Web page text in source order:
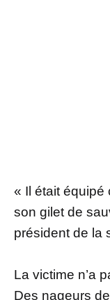
« Il était équipé
son gilet de
président de la
La victime n’a
Des nageurs